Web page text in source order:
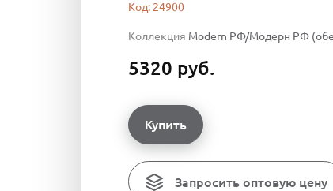
Код: 24900
Коллекция Modern РФ/Модерн РФ
5320 руб.
Купить
Запросить оптовую цену